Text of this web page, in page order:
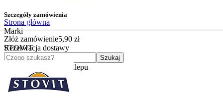
Szczegóły zamówienia
Złóż zamówienie5,90 zł
Rezerwacja dostawy
Czego szukasz?
Szukaj
Kategorie sklepu
Rabatówka
Outlet
Strona główna
Marki
STOVIT